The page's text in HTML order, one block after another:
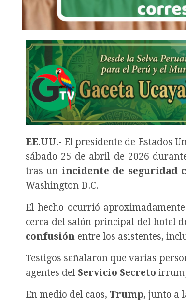
EE.UU.- El presidente de Estados
sábado 25 de abril de 2026
tras un incidente de seguridad
Washington D.C.
El hecho ocurrió
cerca del salón principal del hotel
confusión entre los asistentes,
Testigos señalaron que varias
agentes del Servicio Secreto
En medio del caos, Trump, junto a